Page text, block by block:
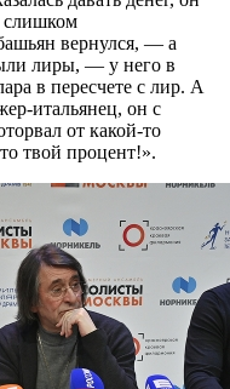
слишком
вернулся, — а
лиры, — у него в
в пересчете с лир. А
итальянец, он с
от какой-то
твой процент!».